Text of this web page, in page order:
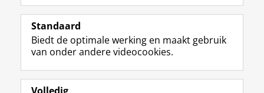
Volg de RUG
F
a
e
b
o
L
i
k
e
I
R
S
-
f
e
I
n
t
r
Y
o
T
e
Studiekiezers
Alumni
Standaard
Biedt de optimale werking en maakt gebruik
van onder andere videocookies.